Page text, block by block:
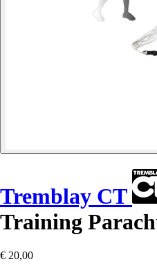
Tremblay CT
Training
€ 20,00